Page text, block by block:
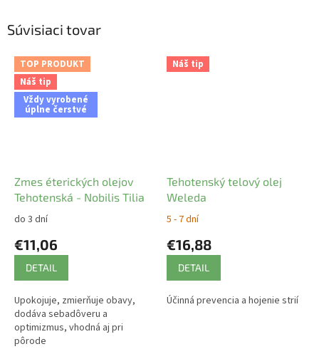
Súvisiaci tovar
TOP PRODUKT
Náš tip
Vždy vyrobené
úplne čerstvé
Zmes éterických olejov
Tehotenská - Nobilis Tilia
do 3 dní
€11,06
DETAIL
Upokojuje, zmierňuje obavy,
dodáva sebadôveru a
optimizmus, vhodná aj pri
pôrode
Náš tip
Tehotenský telový olej
Weleda
5 - 7 dní
€16,88
DETAIL
Účinná prevencia a hojenie strií